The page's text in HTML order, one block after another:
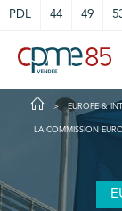
PDL 44 49
EUROPE &
LA COMMISSION
Cookies